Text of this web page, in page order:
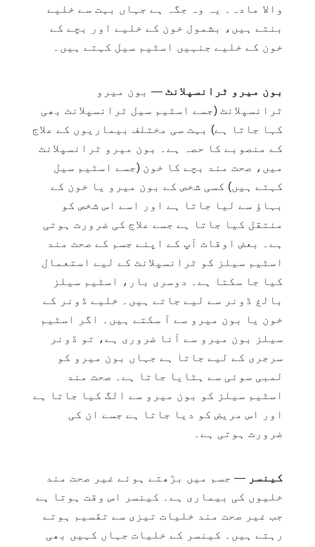
والا مادہ۔ یہ وہ جگہ ہے جہاں بہت سے خلیے
بنتے ہیں، بشمول خون کے خلیے اور بچے کے
خون کے خلیے جنہیں اسٹیم سیل کہتے ہیں۔
بون میرو ٹرانسپلانٹ— بون میرو
ٹرانسپلانٹ (جسے اسٹیم سیل ٹرانسپلانٹ بھی
کہا جاتا ہے) بہت سی مختلف بیماریوں کے علاج
کے منصوبے کا حصہ ہے۔ بون میرو ٹرانسپلانٹ
میں، صحت مند بچے کا خون (جسے اسٹیم سیل
کہتے ہیں) کسی شخص کے بون میرو یا خون کے
بہاؤ سے لیا جاتا ہے اور اسے اس شخص کو
منتقل کیا جاتا ہے جسے علاج کی ضرورت ہوتی
ہے۔ بعض اوقات آپ کے اپنے جسم کے صحت مند
اسٹیم سیلز کو ٹرانسپلانٹ کے لیے استعمال
کیا جا سکتا ہے۔ دوسری بار، اسٹیم سیلز
بالغ ڈونر سے لیے جاتے ہیں۔ خلیے ڈونر کے
خون یا بون میرو سے آ سکتے ہیں۔ اگر اسٹیم
سیلز بون میرو سے آنا ضروری ہے، تو ڈونر
سرجری کے لیے جاتا ہے جہاں بون میرو کو
لمبی سوئی سے ہٹایا جاتا ہے۔ صحت مند
اسٹیم سیلز کو بون میرو سے الگ کیا جاتا ہے
اور اس مریض کو دیا جاتا ہے جسے ان کی
ضرورت ہوتی ہے۔
کینسر — جسم میں بڑھتے ہوئے غیر صحت مند
خلیوں کی بیماری ہے۔ کینسر اس وقت ہوتا ہے
جب غیر صحت مند خلیات تیزی سے تقسیم ہوتے
رہتے ہیں۔ کینسر کے خلیات جہاں کہیں بھی